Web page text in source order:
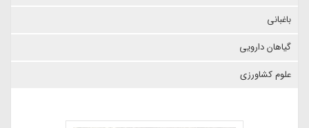
باغبانی
گیاهان دارویی
علوم کشاورزی